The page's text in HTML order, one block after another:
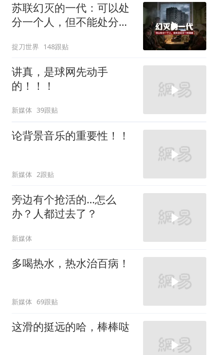
苏联幻灭的一代：可以处
分一个人，但不能处分一
捉刀世界 148跟贴
讲真，是球网先动手
的！！！
新媒体 39跟贴
论背景音乐的重要性！！
新媒体 2跟贴
旁边有个抢活的…怎么
办？人都过去了？
新媒体
多喝热水，热水治百病！
新媒体 69跟贴
这滑的挺远的哈，棒棒哒